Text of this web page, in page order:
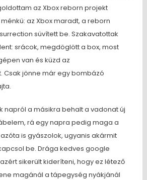
az Xbox reborn projekt
az Xbox maradt, a reborn
süvített be. Szakavatottak
srácok, megdöglött a box, most
van és küzd az
jönne már egy bombázó
napról a másikra behalt a vadonat új
rá egy napra pedig maga a
is gyászolok, ugyanis akármit
be. Drága kedves google
sikerült kideríteni, hogy ez létező
magánál a tápegység nyákjánál